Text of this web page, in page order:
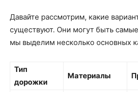
Давайте рассмотрим, какие
существуют. Они могут быть
мы выделим несколько основных
Тип
дорожки
Материалы